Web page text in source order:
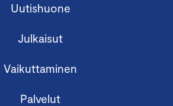
Uutishuone
Julkaisut
Vaikuttaminen
Palvelut